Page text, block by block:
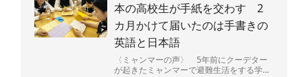
本の高校生が手紙を交わす 2
カ月かけて届いたのは手書きの
英語と日本語
〈ミャンマーの声〉 5年前にクーデター
が起きたミャンマーで避難生活をする学生